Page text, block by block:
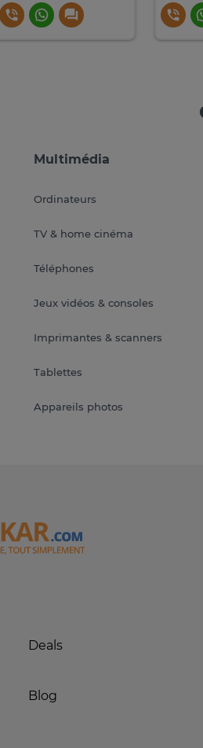
Multimédia
Ordinateurs
TV & home cinéma
Téléphones
Jeux vidéos & consoles
Imprimantes & scanners
Tablettes
Appareils photos
Deals
Blog